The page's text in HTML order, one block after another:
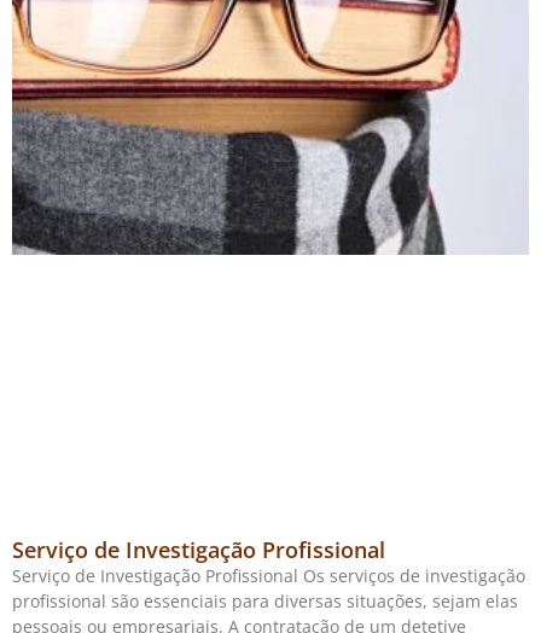
Serviço de Investigação Profissional
Serviço de Investigação Profissional Os serviços de investigação
profissional são essenciais para diversas situações, sejam elas
pessoais ou empresariais. A contratação de um detetive